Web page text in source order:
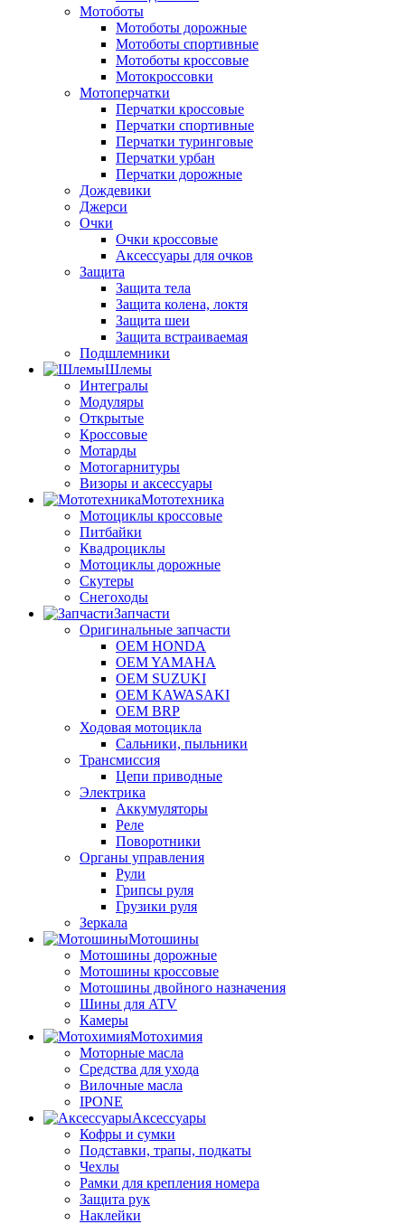
Мотоботы
Мотоботы дорожные
Мотоботы спортивные
Мотоботы кроссовые
Мотокроссовки
Мотоперчатки
Перчатки кроссовые
Перчатки спортивные
Перчатки туринговые
Перчатки урбан
Перчатки дорожные
Дождевики
Джерси
Очки
Очки кроссовые
Аксессуары для очков
Защита
Защита тела
Защита колена, локтя
Защита шеи
Защита встраиваемая
Подшлемники
Шлемы
Интегралы
Модуляры
Открытые
Кроссовые
Мотарды
Мотогарнитуры
Визоры и аксессуары
Мототехника
Мотоциклы кроссовые
Питбайки
Квадроциклы
Мотоциклы дорожные
Скутеры
Снегоходы
Запчасти
Оригинальные запчасти
OEM HONDA
OEM YAMAHA
OEM SUZUKI
OEM KAWASAKI
OEM BRP
Ходовая мотоцикла
Сальники, пыльники
Трансмиссия
Цепи приводные
Электрика
Аккумуляторы
Реле
Поворотники
Органы управления
Рули
Грипсы руля
Грузики руля
Зеркала
Мотошины
Мотошины дорожные
Мотошины кроссовые
Мотошины двойного назначения
Шины для ATV
Камеры
Мотохимия
Моторные масла
Средства для ухода
Вилочные масла
IPONE
Аксессуары
Кофры и сумки
Подставки, трапы, подкаты
Чехлы
Рамки для крепления номера
Защита рук
Наклейки